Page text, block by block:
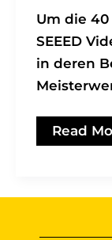
Um die
SEEED
in deren
Video
Read